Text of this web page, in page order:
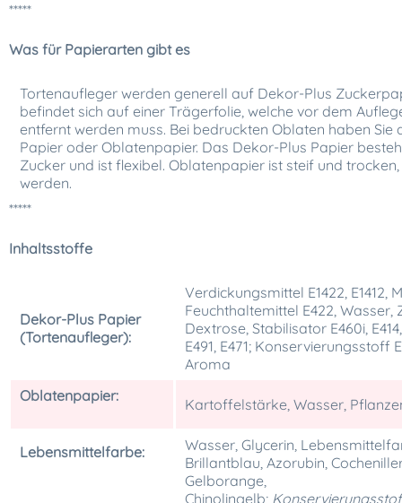
*****
Was für Papierarten gibt es
Tortenaufleger werden generell auf Dekor-Plus
befindet sich auf einer Trägerfolie, welche vor dem
entfernt werden muss. Bei bedruckten Oblaten haben Sie
Papier oder Oblatenpapier. Das Dekor-Plus Papier
Zucker und ist flexibel. Oblatenpapier ist steif und
werden.
*****
Inhaltsstoffe
Dekor-Plus Papier
(Tortenaufleger):
Verdickungsmittel E1422, E1412,
Feuchthaltemittel E422, Wasser,
Dextrose, Stabilisator E460i,
E491, E471; Konservierungsstoff
Aroma
Oblatenpapier:
Kartoffelstärke, Wasser,
Lebensmittelfarbe:
Wasser, Glycerin,
Brillantblau, Azorubin,
Gelborange,
Chinolingelb;